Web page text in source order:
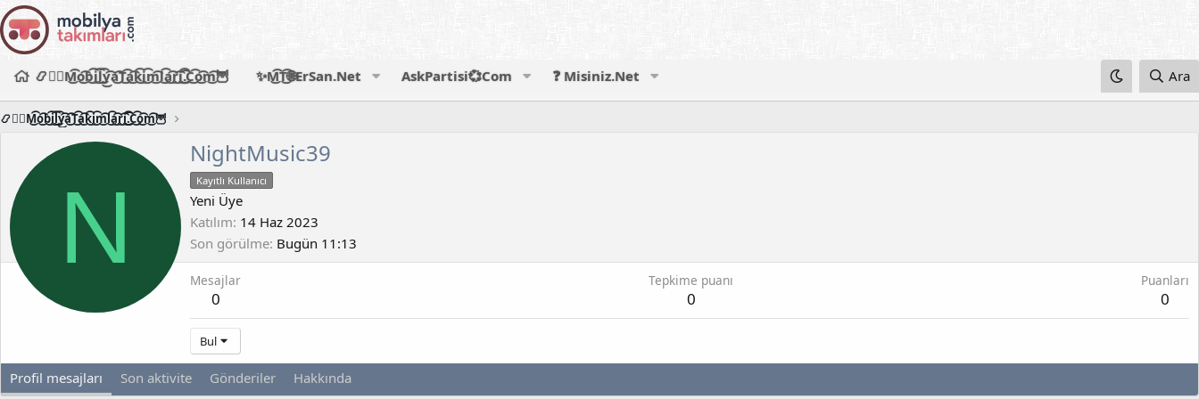
📿🧙‍♂️M͜͡o͜͡b͜͡i͜͡l͜͡y͜͡a͜͡T͜͡a͜͡k͜͡i͜͡m͜͡l͜͡a͜͡r͜͡i͜͡.͜͡C͜͡o͜͡m͜͡🦉 ✨M͜͡T͜͡🌐ErSan.Net AskPartisi💞Com ❓ Misiniz.Net Ara
📿🧙‍♂️M͜͡o͜͡b͜͡i͜͡l͜͡y͜͡a͜͡T͜͡a͜͡k͜͡i͜͡m͜͡l͜͡a͜͡r͜͡i͜͡.͜͡C͜͡o͜͡m͜͡🦉
N
NightMusic39
Kayıtlı Kullanıcı
Yeni Üye
Katılım 14 Haz 2023
Son görülme Bugün 11:13
Mesajlar
0
Tepkime puanı
0
Puanları
0
Bul
Profil mesajları Son aktivite Gönderiler Hakkında